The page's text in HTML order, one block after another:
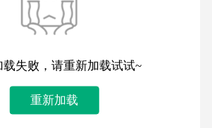
载失败，请重新加载试试~
重新加载